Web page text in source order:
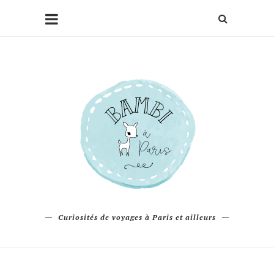
Curiosités de voyages à Paris et ailleurs